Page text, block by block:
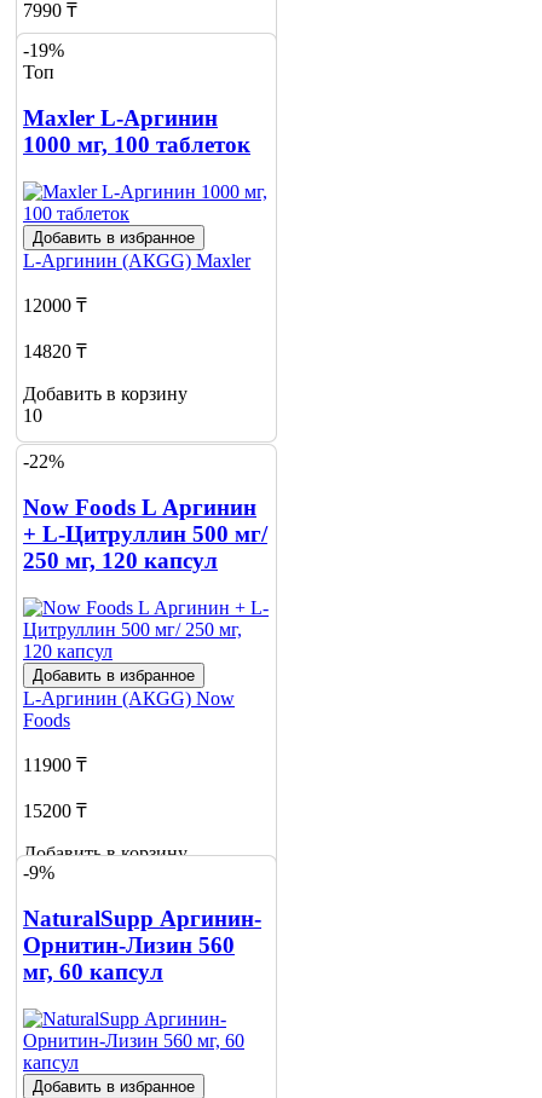
7990 ₸
Добавить в корзину
1
-19%
Топ
Maxler L-Аргинин
1000 мг, 100 таблеток
Добавить в избранное
L-Аргинин (АКGG) Maxler
12000 ₸
14820 ₸
Добавить в корзину
10
-22%
Now Foods L Аргинин
+ L-Цитруллин 500 мг/
250 мг, 120 капсул
Добавить в избранное
L-Аргинин (АКGG) Now
Foods
11900 ₸
15200 ₸
Добавить в корзину
1
-9%
NaturalSupp Аргинин-
Орнитин-Лизин 560
мг, 60 капсул
Добавить в избранное